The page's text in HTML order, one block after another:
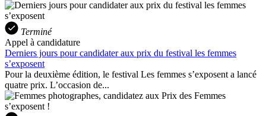
Terminé
Appel à candidature
Derniers jours pour candidater aux prix du festival les femmes
s’exposent
Pour la deuxième édition, le festival Les femmes s’exposent a lancé
quatre prix. L’occasion de...